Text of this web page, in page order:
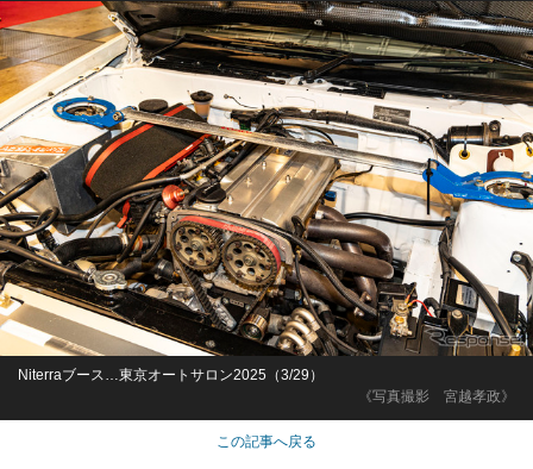
《写真撮影 宮越孝政》
Niterraブース…東京オートサロン2025（3/29）
この記事へ戻る